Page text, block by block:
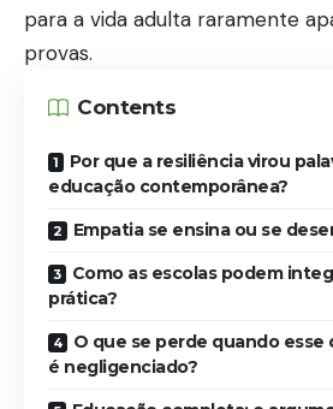
para a vida adulta raramente
provas.
Contents
Por que a resiliência virou
educação contemporânea?
Empatia se ensina ou se
Como as escolas podem
prática?
O que se perde quando
é negligenciado?